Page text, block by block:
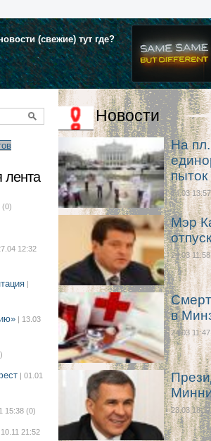
(свежие) тут где?
лента
(0)
12:32
|
| 13.03
| 01.01
15:38 (0)
10.11 21:52
Новости
На
пыток
24.03 13:57
Мэр
отпуск
24.03 11:58
в
24.03 11:47
23.03 18:17